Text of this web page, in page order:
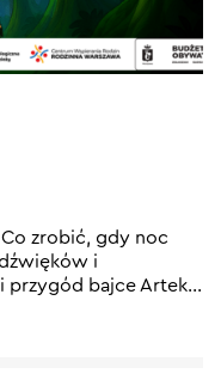
zrobić, gdy noc
i
przygód bajce Artek…